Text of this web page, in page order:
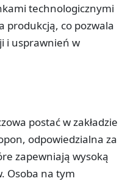
technologicznymi
produkcją, co pozwala
i usprawnień w
postać w zakładzie
odpowiedzialna za
zapewniają wysoką
Osoba na tym